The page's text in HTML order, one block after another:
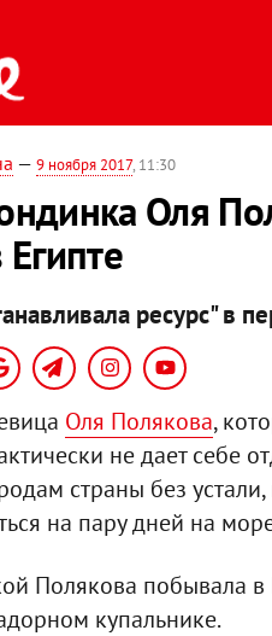
— 9 ноября 2017, 11:30
Оля
ресурс" в
Оля Полякова,
не дает себе
страны без
на пару дней на
Полякова побывала
купальнике.